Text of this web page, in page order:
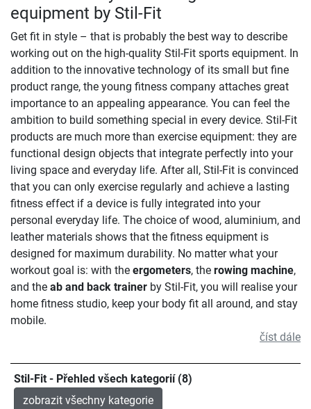
equipment by Stil-Fit
Get fit in style – that is probably the best way to describe
working out on the high-quality Stil-Fit sports equipment. In
addition to the innovative technology of its small but fine
product range, the young fitness company attaches great
importance to an appealing appearance. You can feel the
ambition to build something special in every device. Stil-Fit
products are much more than exercise equipment: they are
functional design objects that integrate perfectly into your
living space and everyday life. After all, Stil-Fit is convinced
that you can only exercise regularly and achieve a lasting
fitness effect if a device is fully integrated into your
personal everyday life. The choice of wood, aluminium, and
leather materials shows that the fitness equipment is
designed for maximum durability. No matter what your
workout goal is: with the ergometers, the rowing machine,
and the ab and back trainer by Stil-Fit, you will realise your
home fitness studio, keep your body fit all around, and stay
mobile.
číst dále
Stil-Fit - Přehled všech kategorií (8)
zobrazit všechny kategorie